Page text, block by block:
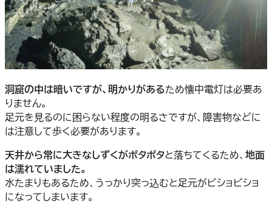
洞窟の中は暗いですが、明かりがあるため懐中電灯は必要あ
りません。
足元を見るのに困らない程度の明るさですが、障害物などに
は注意して歩く必要があります。
天井から常に大きなしずくがポタポタと落ちてくるため、 地面
は濡れていました。
水たまりもあるため、うっかり突っ込むと足元がビショビショ
になってしまいます。